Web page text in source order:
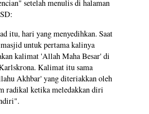
setelah menulis di halaman
itu, hari yang menyedihkan. Saat
untuk pertama kalinya
kalimat 'Allah Maha Besar' di
Kalimat itu sama
Akhbar' yang diteriakkan oleh
radikal ketika meledakkan diri